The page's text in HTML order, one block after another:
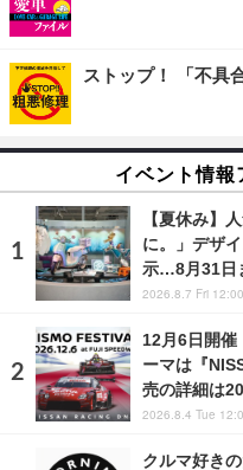
ストップ！ 「不具
イベント情報
【夏休み】
に。」デザ
示…8月31日
2026.8.7 Fri 12:00
12月6日開
ーマは『
売の詳細は
2026.8.4 Tue
クルマ好き